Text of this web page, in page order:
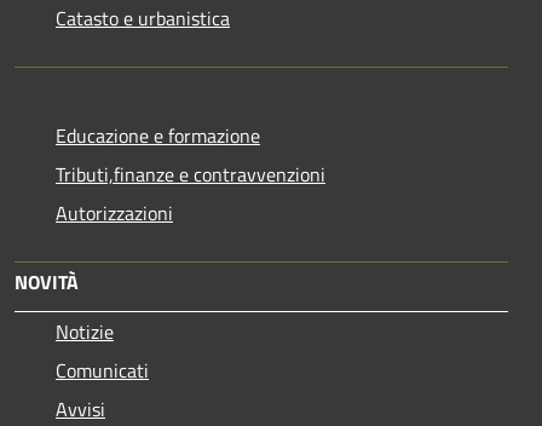
Catasto e urbanistica
Educazione e formazione
Tributi,finanze e contravvenzioni
Autorizzazioni
NOVITÀ
Notizie
Comunicati
Avvisi